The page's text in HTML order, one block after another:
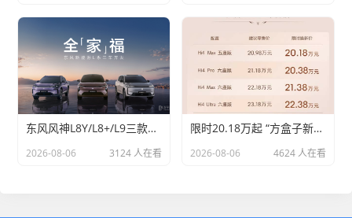
东风风神L8Y/L8+/L9三款新车发布 聚焦10-20万级市场 8月陆续上市
2026-08-06 3124 人在看
限时20.18万起 “方盒子新物种” 综合续航1404km！长城H10上市
2026-08-06 4624 人在看